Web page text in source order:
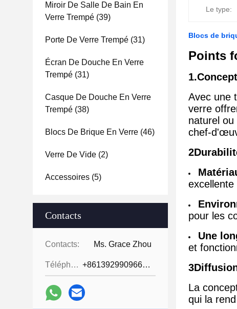
Miroir De Salle De Bain En
Verre Trempé (39)
Porte De Verre Trempé (31)
Écran De Douche En Verre
Trempé (31)
Casque De Douche En Verre
Trempé (38)
Blocs De Brique En Verre (46)
Verre De Vide (2)
Accessoires (5)
Contacts
Contacts: Ms. Grace Zhou
Téléphone: +8613929909663--13690711186
Le type:
Blocs de
Points
Avec une
verre
naturel
chef-
pour les
Une
et
La
qui la